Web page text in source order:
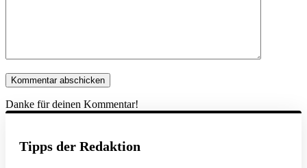
Danke für deinen Kommentar!
Tipps der Redaktion